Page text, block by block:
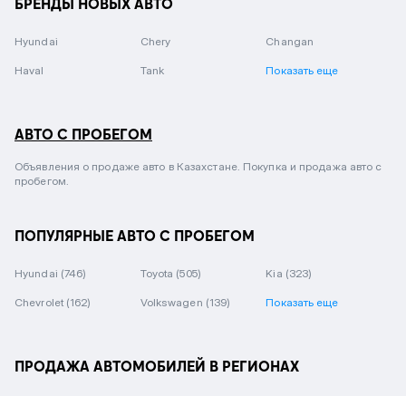
БРЕНДЫ НОВЫХ АВТО
Hyundai Chery Changan
Haval Tank Показать еще
АВТО С ПРОБЕГОМ
Объявления о продаже авто в Казахстане. Покупка и продажа авто с
пробегом.
ПОПУЛЯРНЫЕ АВТО С ПРОБЕГОМ
Hyundai (746) Toyota (505) Kia (323)
Chevrolet (162) Volkswagen (139) Показать еще
ПРОДАЖА АВТОМОБИЛЕЙ В РЕГИОНАХ